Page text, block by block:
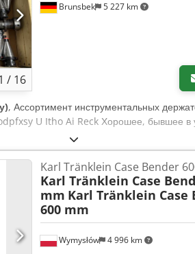
/ 16
Brunsbek 5 227 km
, Ассортимент инструментальных
U Itho Ai Reck Хорошее, бывшее в
Wymysłów 4 996 km
Karl Tränklein Case Bender
Karl Tränklein Case
mm Karl Tränklein Case
600 mm